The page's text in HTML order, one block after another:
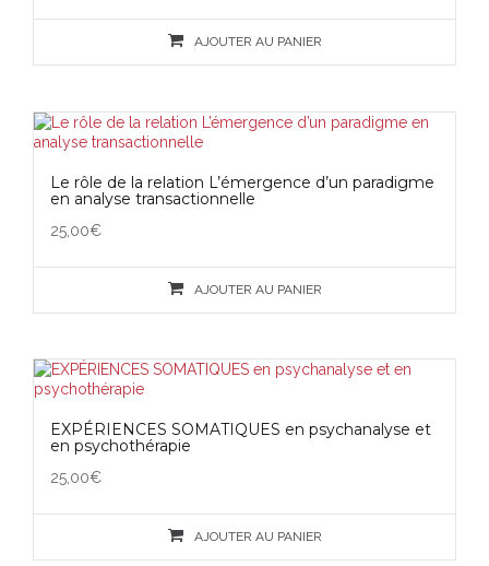
AJOUTER AU PANIER
Le rôle de la relation L’émergence d’un paradigme
en analyse transactionnelle
25,00€
AJOUTER AU PANIER
EXPÉRIENCES SOMATIQUES en psychanalyse et
en psychothérapie
25,00€
AJOUTER AU PANIER